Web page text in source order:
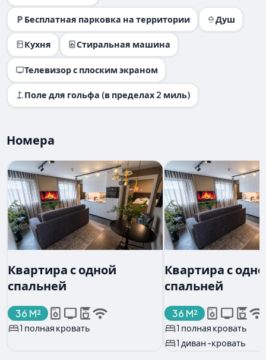
Бесплатная парковка на территории Душ
Кухня Стиральная машина
Телевизор с плоским экраном
Поле для гольфа (в пределах 2 миль)
Номера
Квартира с одной
спальней
36 M²
1 полная кровать
Квартира с
спальней
36 M²
1 полная кровать
1 диван -кровать